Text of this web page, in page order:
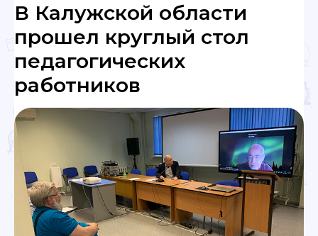
В Калужской области
прошел круглый стол
педагогических
работников